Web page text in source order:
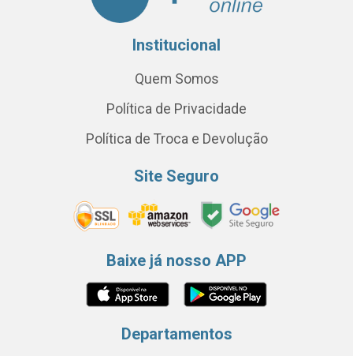
Institucional
Quem Somos
Política de Privacidade
Política de Troca e Devolução
Site Seguro
Baixe já nosso APP
Departamentos